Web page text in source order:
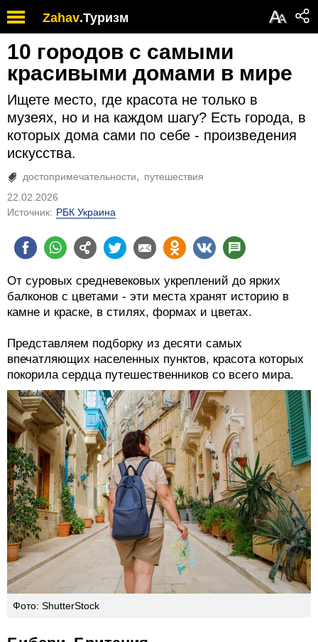
Zahav.Туризм АА
10 городов с самыми
красивыми домами в мире
Ищете место, где красота не только в
музеях, но и на каждом шагу? Есть города, в
которых дома сами по себе - произведения
искусства.
достопримечательности
путешествия
22.02.2026
Источник: РБК Украина
От суровых средневековых укреплений до ярких
балконов с цветами - эти места хранят историю в
камне и краске, в стилях, формах и цветах.
Представляем подборку из десяти самых
впечатляющих населенных пунктов, красота которых
покорила сердца путешественников со всего мира.
Фото: ShutterStock